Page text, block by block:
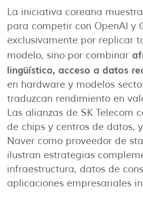
La iniciativa coreana
para competir con OpenAI y
exclusivamente por replicar
modelo, sino por combinar
lingüístico, acceso a datos
en hardware y modelos
traduzcan rendimiento en
Las alianzas de SK Telecom
de chips y centros de datos,
Naver como proveedor de
ilustran estrategias
infraestructura, datos de
aplicaciones empresariales